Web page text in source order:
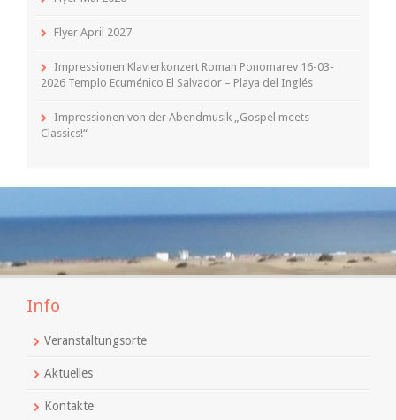
Flyer April 2027
Impressionen Klavierkonzert Roman Ponomarev 16-03-
2026 Templo Ecuménico El Salvador – Playa del Inglés
Impressionen von der Abendmusik „Gospel meets
Classics!“
Info
Veranstaltungsorte
Aktuelles
Kontakte